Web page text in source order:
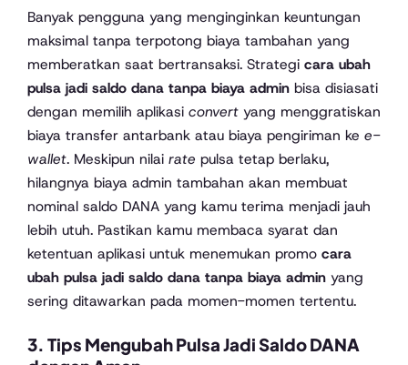
Banyak pengguna yang menginginkan keuntungan
maksimal tanpa terpotong biaya tambahan yang
memberatkan saat bertransaksi. Strategi cara ubah
pulsa jadi saldo dana tanpa biaya admin bisa disiasati
dengan memilih aplikasi convert yang menggratiskan
biaya transfer antarbank atau biaya pengiriman ke e-
wallet. Meskipun nilai rate pulsa tetap berlaku,
hilangnya biaya admin tambahan akan membuat
nominal saldo DANA yang kamu terima menjadi jauh
lebih utuh. Pastikan kamu membaca syarat dan
ketentuan aplikasi untuk menemukan promo cara
ubah pulsa jadi saldo dana tanpa biaya admin yang
sering ditawarkan pada momen-momen tertentu.
3. Tips Mengubah Pulsa Jadi Saldo DANA